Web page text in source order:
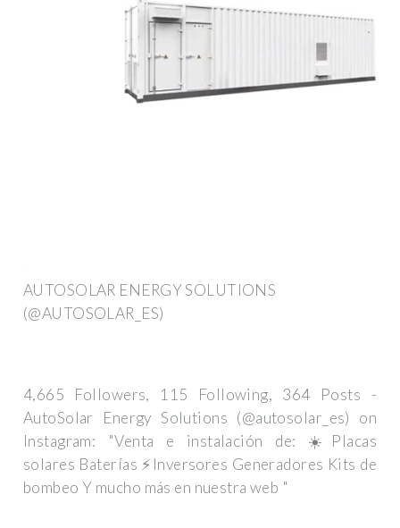
AUTOSOLAR ENERGY SOLUTIONS
(@AUTOSOLAR_ES)
4,665 Followers, 115 Following, 364 Posts -
AutoSolar Energy Solutions (@autosolar_es) on
Instagram: "Venta e instalación de: ☀️Placas
solares Baterías ⚡Inversores Generadores Kits de
bombeo Y mucho más en nuestra web "